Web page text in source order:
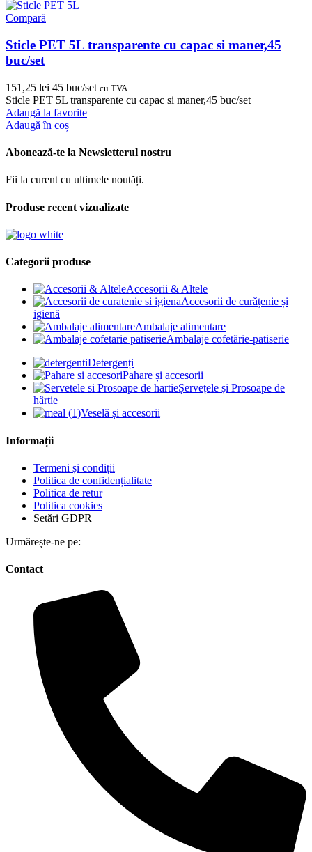
Compară
Sticle PET 5L transparente cu capac si maner,45
buc/set
151,25 lei 45 buc/set cu TVA
Sticle PET 5L transparente cu capac si maner,45 buc/set
Adaugă la favorite
Adaugă în coș
Abonează-te la Newsletterul nostru
Fii la curent cu ultimele noutăți.
Produse recent vizualizate
Categorii produse
Accesorii & Altele
Accesorii de curățenie și
igienă
Ambalaje alimentare
Ambalaje cofetărie-patiserie
Detergenți
Pahare și accesorii
Șervețele și Prosoape de
hârtie
Veselă și accesorii
Informații
Termeni și condiții
Politica de confidențialitate
Politica de retur
Politica cookies
Setări GDPR
Urmărește-ne pe:
Contact